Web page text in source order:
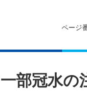
ページ
部冠水の